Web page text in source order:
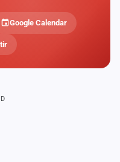
Google Calendar